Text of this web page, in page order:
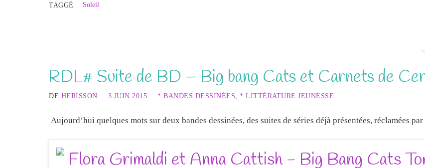
TAGGÉ Soleil
RDL# Suite de BD – Big bang Cats et Carnets de
DE HERISSON 3 JUIN 2015 * BANDES DESSINÉES, * LITTÉRATURE JEUNESSE
Aujourd’hui quelques mots sur deux bandes dessinées, des suites de séries déjà présentées, réclamées par